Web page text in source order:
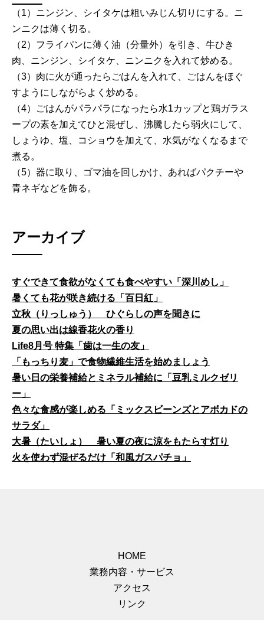
（1）ニンジン、シイタケは粗いみじん切りにする。ニ
ンニクは薄く切る。
（2）フライパンに薄く油（分量外）を引き、牛ひき
肉、ニンジン、シイタケ、ニンニクを入れて炒める。
（3）肉に火が通ったらごはんを入れて、ごはんをほぐ
すようにしながらよく炒める。
（4）ごはんがパラパラになったら水1カップと鶏ガラス
ープの素を加えてひと混ぜし、沸騰したら弱火にして、
しょうゆ、塩、コショウを加えて、水気がなくなるまで
煮る。
（5）器に取り、ゴマ油を回しかけ、あればパクチーや
青ネギなどを飾る。
アーカイブ
すぐできて食欲がなくても食べやすい「深川めし」
暑くても花が咲き続ける「百日紅」
立秋（りっしゅう） ひぐらしの声を聞きに
夏の思い出は線香花火の香り
Life8月号 特集「歯は一生の友」
「もっちり麦」で食物繊維生活を始めましょう
暑い日の栄養補給とミネラル補給に「豆乳ミルクゼリ
ー」
色々な食感が楽しめる「ミックスビーンズとアボカドの
サラダ」
大暑（たいしょ） 暑い夏の夜に涼をもたらす灯り
火を使わず混ぜるだけ「和風ガスパチョ」
HOME
業務内容・サービス
アクセス
リンク